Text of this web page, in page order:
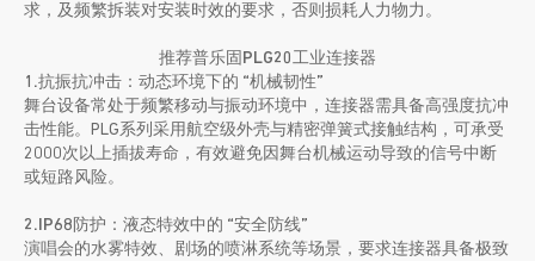
求，及频繁拆装对安装时效的要求，否则损耗人力物力。
推荐普乐固PLG20工业连接器
1.抗振抗冲击：动态环境下的 “机械韧性”
舞台设备常处于频繁移动与振动环境中，连接器需具备高强度抗冲
击性能。PLG系列采用航空级外壳与精密弹簧式接触结构，可承受
2000次以上插拔寿命，有效避免因舞台机械运动导致的信号中断
或短路风险。
2.IP68防护：液态特效中的 “安全防线”
演唱会的水雾特效、剧场的喷淋系统等场景，要求连接器具备极致